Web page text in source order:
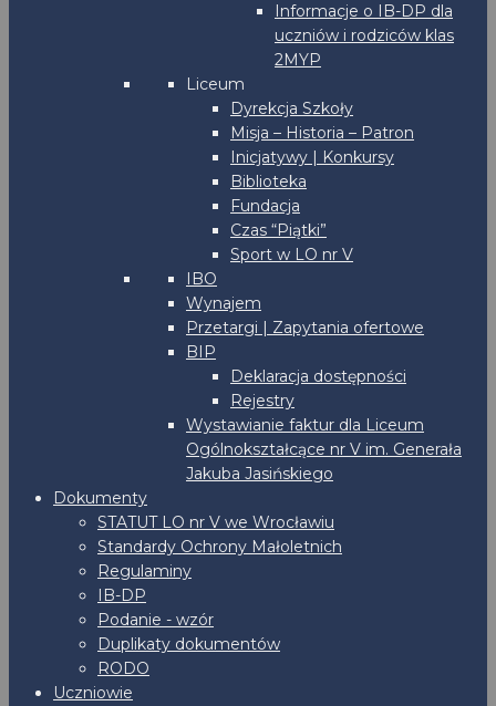
Informacje o IB-DP dla
uczniów i rodziców klas
2MYP
Liceum
Dyrekcja Szkoły
Misja – Historia – Patron
Inicjatywy | Konkursy
Biblioteka
Fundacja
Czas “Piątki”
Sport w LO nr V
IBO
Wynajem
Przetargi | Zapytania ofertowe
BIP
Deklaracja dostępności
Rejestry
Wystawianie faktur dla Liceum
Ogólnokształcące nr V im. Generała
Jakuba Jasińskiego
Dokumenty
STATUT LO nr V we Wrocławiu
Standardy Ochrony Małoletnich
Regulaminy
IB-DP
Podanie - wzór
Duplikaty dokumentów
RODO
Uczniowie